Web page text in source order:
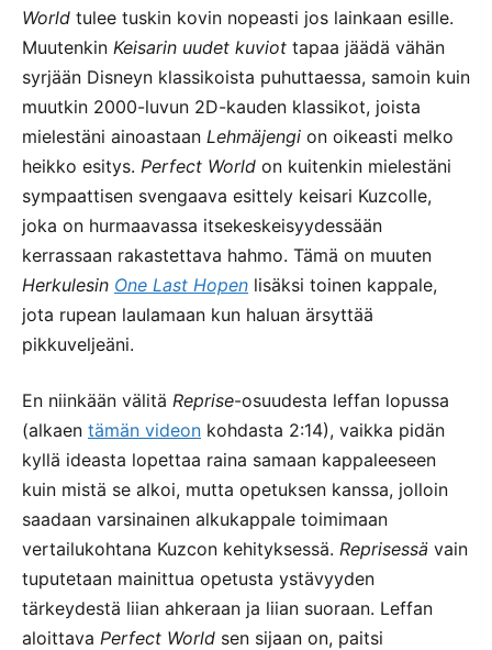
World tulee tuskin kovin nopeasti jos lainkaan esille.
Muutenkin Keisarin uudet kuviot tapaa jäädä vähän
syrjään Disneyn klassikoista puhuttaessa, samoin kuin
muutkin 2000-luvun 2D-kauden klassikot, joista
mielestäni ainoastaan Lehmäjengi on oikeasti melko
heikko esitys. Perfect World on kuitenkin mielestäni
sympaattisen svengaava esittely keisari Kuzcolle,
joka on hurmaavassa itsekeskeisyydessään
kerrassaan rakastettava hahmo. Tämä on muuten
Herkulesin One Last Hopen lisäksi toinen kappale,
jota rupean laulamaan kun haluan ärsyttää
pikkuveljeäni.
En niinkään välitä Reprise-osuudesta leffan lopussa
(alkaen tämän videon kohdasta 2:14), vaikka pidän
kyllä ideasta lopettaa raina samaan kappaleeseen
kuin mistä se alkoi, mutta opetuksen kanssa, jolloin
saadaan varsinainen alkukappale toimimaan
vertailukohtana Kuzcon kehityksessä. Reprisessä vain
tuputetaan mainittua opetusta ystävyyden
tärkeydestä liian ahkeraan ja liian suoraan. Leffan
aloittava Perfect World sen sijaan on, paitsi